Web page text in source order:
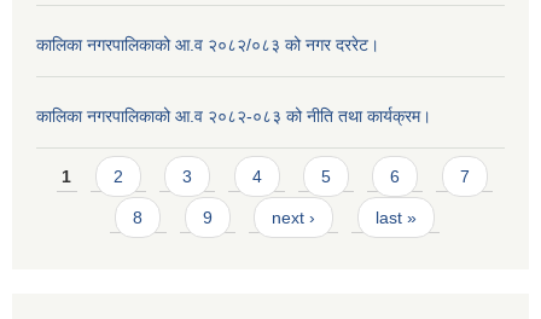
कालिका नगरपालिकाको आ.व २०८२/०८३ को नगर दररेट।
कालिका नगरपालिकाको आ.व २०८२-०८३ को नीति तथा कार्यक्रम।
Pages
1 2 3 4 5 6 7
8 9 next › last »